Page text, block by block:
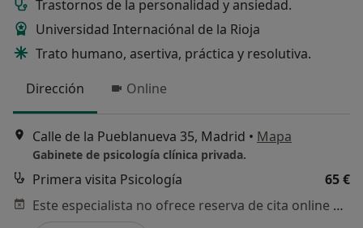
Trastornos de la personalidad y ansiedad.
Universidad Internaciónal de la Rioja
Trato humano, asertiva, práctica y resolutiva.
Dirección
Online
Calle de la Pueblanueva 35, Madrid • Mapa
Gabinete de psicología clínica privada.
Primera visita Psicología
65 €
Este especialista no ofrece reserva de cita online en esta dirección.